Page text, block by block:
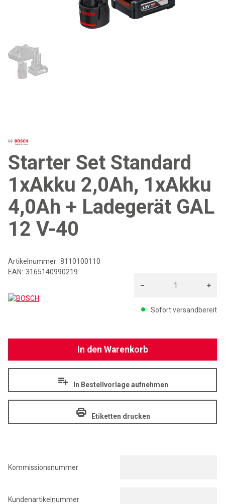
Starter Set Standard
1xAkku 2,0Ah, 1xAkku
4,0Ah + Ladegerät GAL
12 V-40
Artikelnummer: 8110100110
EAN: 3165140990219
Sofort versandbereit
Kommissionsnummer
Kundenartikelnummer
– +
In den Warenkorb
In Bestellvorlage aufnehmen
Etiketten drucken